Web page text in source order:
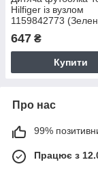
Hilfiger із вузлом
1159842773
647 ₴
Купити
Про нас
99%
Працює з